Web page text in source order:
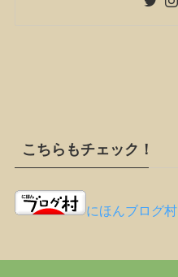
こちらもチェック！
にほんブログ村